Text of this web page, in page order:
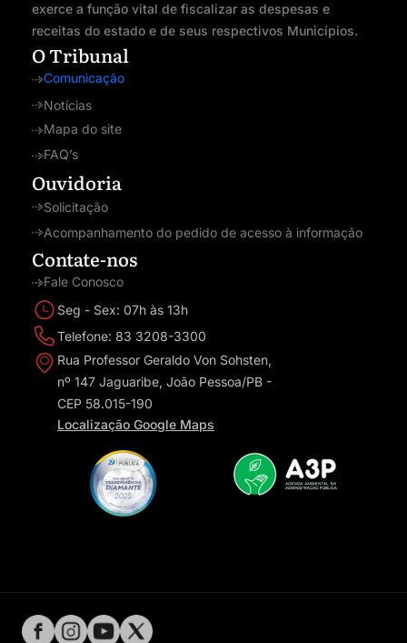
exerce a função vital de fiscalizar as despesas e
receitas do estado e de seus respectivos Municípios.
O Tribunal
Comunicação
Notícias
Mapa do site
FAQ’s
Ouvidoria
Solicitação
Acompanhamento do pedido de acesso à informação
Contate-nos
Fale Conosco
Seg - Sex: 07h às 13h
Telefone: 83 3208-3300
Rua Professor Geraldo Von Sohsten,
nº 147 Jaguaribe, João Pessoa/PB -
CEP 58.015-190
Localização Google Maps